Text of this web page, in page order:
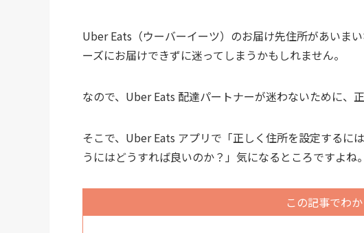
Uber Eats（ウーバーイーツ）のお届け先住所があいま
ーズにお届けできずに迷ってしまうかもしれません。
なので、Uber Eats 配達パートナーが迷わないために、
そこで、Uber Eats アプリで「正しく住所を設定するに
うにはどうすれば良いのか？」気になるところですよね。
この記事でわ